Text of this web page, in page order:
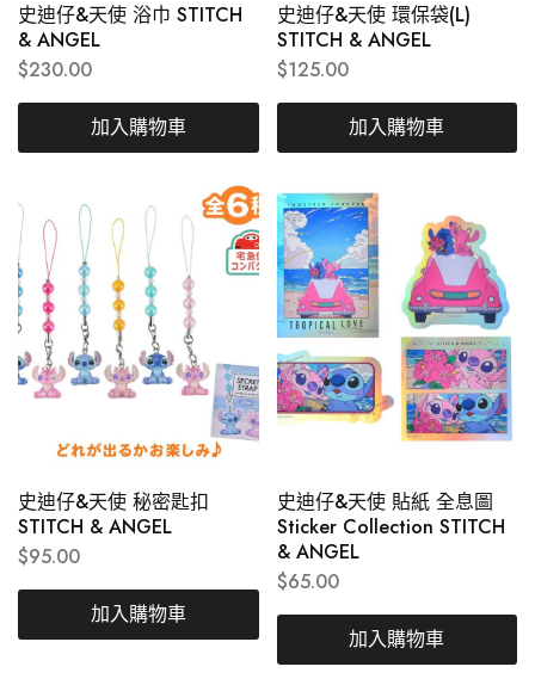
史迪仔&天使 浴巾 STITCH
& ANGEL
$230.00
加入購物車
史迪仔&天使 環保袋(L)
STITCH & ANGEL
$125.00
加入購物車
史迪仔&天使 秘密匙扣
STITCH & ANGEL
$95.00
加入購物車
史迪仔&天使 貼紙 全息圖
Sticker Collection STITCH
& ANGEL
$65.00
加入購物車